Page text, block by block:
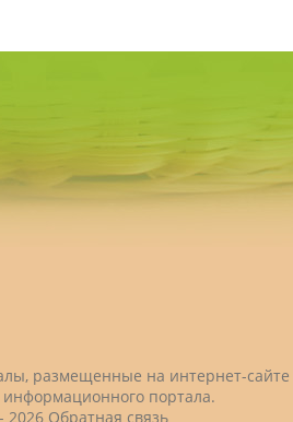
размещенные на интернет-сайте
портала.
2026 Обратная связь